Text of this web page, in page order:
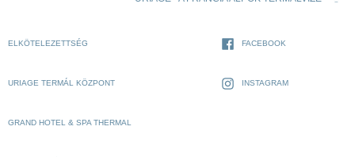
ELKÖTELEZETTSÉG
URIAGE TERMÁL KÖZPONT
GRAND HOTEL & SPA THERMAL
FACEBOOK
INSTAGRAM